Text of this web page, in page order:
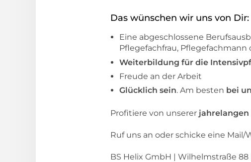
Das wünschen wir uns von Dir:
Eine abgeschlossene
Pflegefachfrau,
Weiterbildung für die
Freude an der Arbeit
Glücklich sein. Am besten bei
Profitiere von unserer
Ruf uns an oder schicke eine
BS Helix GmbH | Wilhelmstraße 88 |